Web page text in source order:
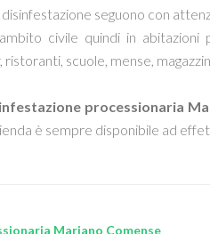
seguono con
civile quindi in abitazioni
scuole, mense,
processionaria
è sempre disponibile ad
Mariano Comense